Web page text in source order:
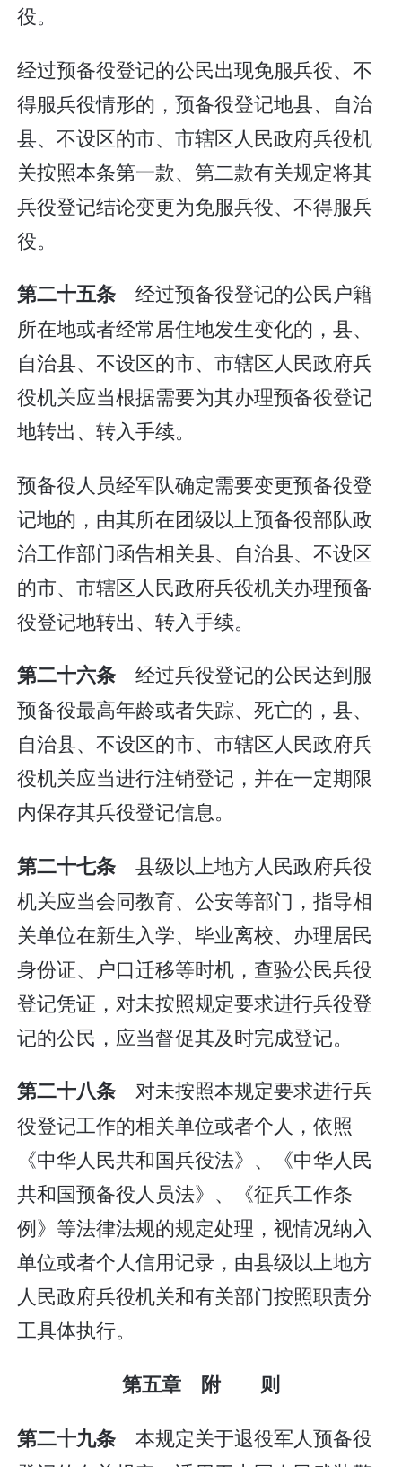
役。
经过预备役登记的公民出现免服兵役、不
得服兵役情形的，预备役登记地县、自治
县、不设区的市、市辖区人民政府兵役机
关按照本条第一款、第二款有关规定将其
兵役登记结论变更为免服兵役、不得服兵
役。
第二十五条经过预备役登记的公民户籍
所在地或者经常居住地发生变化的，县、
自治县、不设区的市、市辖区人民政府兵
役机关应当根据需要为其办理预备役登记
地转出、转入手续。
预备役人员经军队确定需要变更预备役登
记地的，由其所在团级以上预备役部队政
治工作部门函告相关县、自治县、不设区
的市、市辖区人民政府兵役机关办理预备
役登记地转出、转入手续。
第二十六条经过兵役登记的公民达到服
预备役最高年龄或者失踪、死亡的，县、
自治县、不设区的市、市辖区人民政府兵
役机关应当进行注销登记，并在一定期限
内保存其兵役登记信息。
第二十七条县级以上地方人民政府兵役
机关应当会同教育、公安等部门，指导相
关单位在新生入学、毕业离校、办理居民
身份证、户口迁移等时机，查验公民兵役
登记凭证，对未按照规定要求进行兵役登
记的公民，应当督促其及时完成登记。
第二十八条对未按照本规定要求进行兵
役登记工作的相关单位或者个人，依照
《中华人民共和国兵役法》、《中华人民
共和国预备役人员法》、《征兵工作条
例》等法律法规的规定处理，视情况纳入
单位或者个人信用记录，由县级以上地方
人民政府兵役机关和有关部门按照职责分
工具体执行。
第五章 附 则
第二十九条 本规定关于退役军人预备役